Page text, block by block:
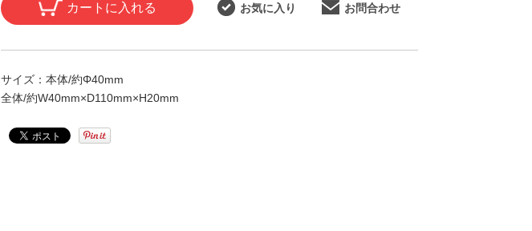
カートに入れる お気に入り お問合わせ
サイズ： 本体/約Φ40mm
全体/約W40mm×D110mm×H20mm